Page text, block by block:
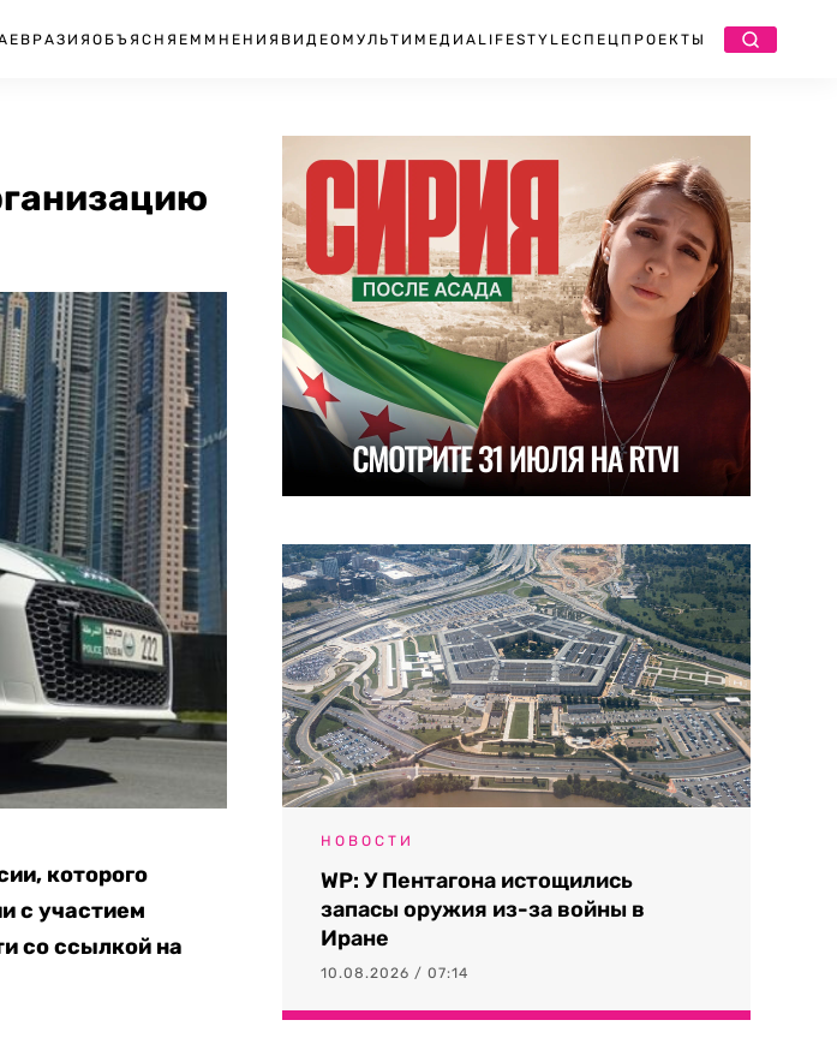
ЕВРАЗИЯ ОБЪЯСНЯЕМ МНЕНИЯ ВИДЕО МУЛЬТИМЕДИА LIFESTYLEСПЕЦПРОЕКТЫ
которого
с участием
со ссылкой на
НОВОСТИ
WP: У Пентагона истощились
запасы оружия из-за войны в
Иране
10.08.2026 / 07:14